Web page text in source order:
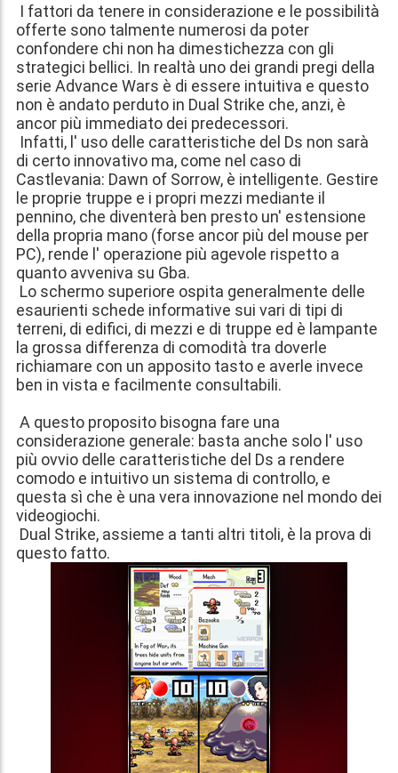
I fattori da tenere in considerazione e le possibilità
offerte sono talmente numerosi da poter
confondere chi non ha dimestichezza con gli
strategici bellici. In realtà uno dei grandi pregi della
serie Advance Wars è di essere intuitiva e questo
non è andato perduto in Dual Strike che, anzi, è
ancor più immediato dei predecessori.
Infatti, l' uso delle caratteristiche del Ds non sarà
di certo innovativo ma, come nel caso di
Castlevania: Dawn of Sorrow, è intelligente. Gestire
le proprie truppe e i propri mezzi mediante il
pennino, che diventerà ben presto un' estensione
della propria mano (forse ancor più del mouse per
PC), rende l' operazione più agevole rispetto a
quanto avveniva su Gba.
Lo schermo superiore ospita generalmente delle
esaurienti schede informative sui vari di tipi di
terreni, di edifici, di mezzi e di truppe ed è lampante
la grossa differenza di comodità tra doverle
richiamare con un apposito tasto e averle invece
ben in vista e facilmente consultabili.
A questo proposito bisogna fare una
considerazione generale: basta anche solo l' uso
più ovvio delle caratteristiche del Ds a rendere
comodo e intuitivo un sistema di controllo, e
questa sì che è una vera innovazione nel mondo dei
videogiochi.
Dual Strike, assieme a tanti altri titoli, è la prova di
questo fatto.